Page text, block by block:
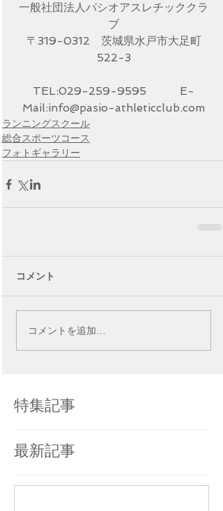
一般社団法人パシオアスレチッククラ
ブ
〒319-0312　茨城県水戸市大足町
522-3
TEL:029-259-9595　　　E-
Mail:info@pasio-athleticclub.com
ランニングスクール
総合スポーツコース
フォトギャラリー
コメント
コメントを追加…
特集記事
最新記事